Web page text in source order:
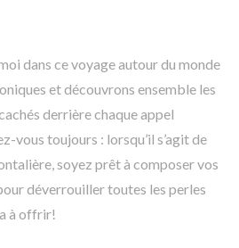
dans ce voyage autour du monde
et découvrons ensemble les
derrière chaque appel
vous toujours : lorsqu’il s’agit de
soyez prêt à composer vos
déverrouiller toutes les perles
à offrir!